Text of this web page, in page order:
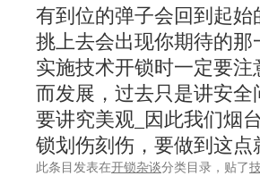
有到位的弹子会回到起
挑上去会出现你期待的那
实施技术开锁时一定要
而发展，过去只是讲安
要讲究美观_因此我们烟
锁划伤刻伤，要做到这
此条目发表在开锁杂谈分类目录，贴了